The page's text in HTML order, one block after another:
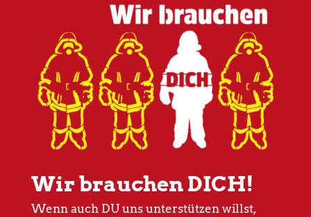
Wir brauchen DICH!
Wenn auch DU uns unterstützen willst,